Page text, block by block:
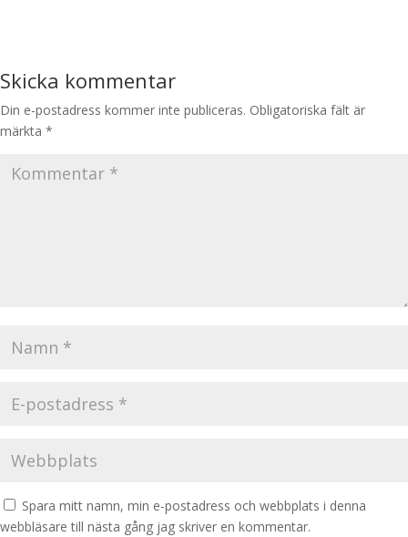
Skicka kommentar
Din e-postadress kommer inte publiceras. Obligatoriska fält är
märkta *
Spara mitt namn, min e-postadress och webbplats i denna
webbläsare till nästa gång jag skriver en kommentar.